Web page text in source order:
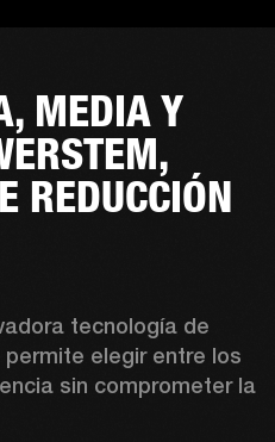
MEDIA Y
REDUCCIÓN
tecnología de
elegir entre los
sin comprometer la